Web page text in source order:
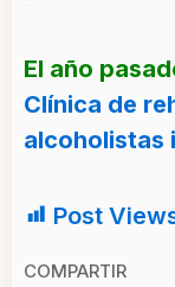
El año
Clínica de
alcoholistas
Post
COMPARTIR